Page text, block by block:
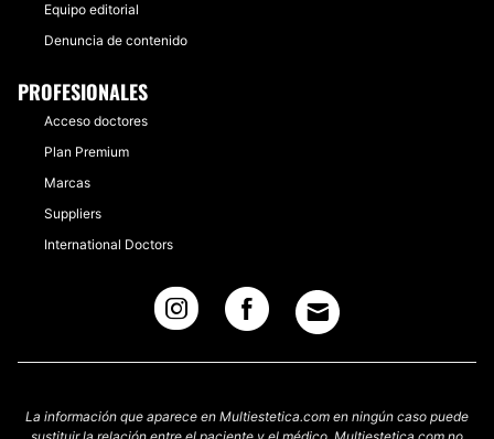
Equipo editorial
Denuncia de contenido
PROFESIONALES
Acceso doctores
Plan Premium
Marcas
Suppliers
International Doctors
La información que aparece en Multiestetica.com en ningún caso puede